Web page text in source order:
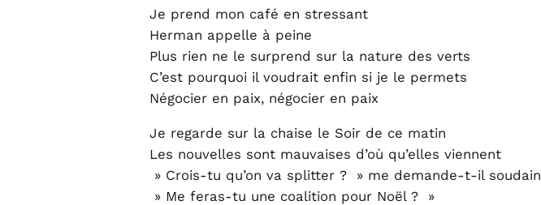
Je prend mon café en stressant
Herman appelle à peine
Plus rien ne le surprend sur la nature des verts
C’est pourquoi il voudrait enfin si je le permets
Négocier en paix, négocier en paix
Je regarde sur la chaise le Soir de ce matin
Les nouvelles sont mauvaises d’où qu’elles viennent
» Crois-tu qu’on va splitter ? » me demande-t-il soudain
» Me feras-tu une coalition pour Noël ? »